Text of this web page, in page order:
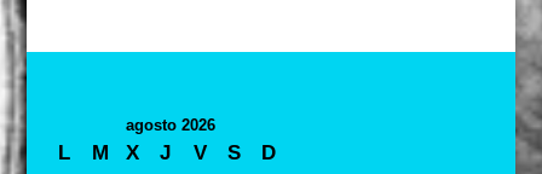
agosto 2026
L M X J V S
D